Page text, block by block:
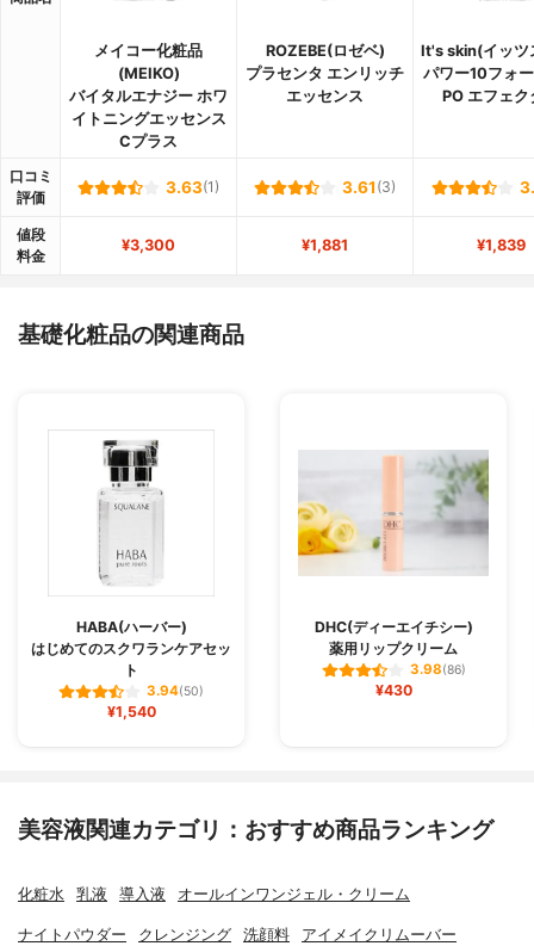
メイコー化粧品
(MEIKO)
バイタルエナジー ホワ
イトニングエッセンス
Cプラス
ROZEBE(ロゼベ)
プラセンタ エンリッチ
エッセンス
It's skin(イッツ
パワー10フォ
PO エフェク
口コミ
評価
3.63(1) 3.61 (3)
値段
料金
¥3,300 ¥1,881 ¥1,839
基礎化粧品の関連商品
HABA(ハーバー)
はじめてのスクワランケアセッ
ト
3.94(50)
¥1,540
DHC(ディーエイチシー)
薬用リップクリーム
3.98(86)
¥430
美容液関連カテゴリ：おすすめ商品ランキング
化粧水 乳液 導入液 オールインワンジェル・クリーム
ナイトパウダー クレンジング 洗顔料 アイメイクリムーバー